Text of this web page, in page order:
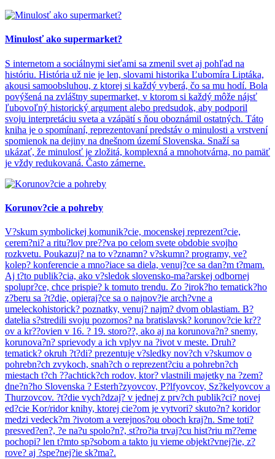
Minulosť ako supermarket?
S internetom a sociálnymi sieťami sa zmenil svet aj pohľad na
históriu. História už nie je len, slovami historika Ľubomíra Liptáka,
akousi samoobsluhou, z ktorej si každý vyberá, čo sa mu hodí. Bola
povýšená na zvláštny supermarket, v ktorom si každý môže nájsť
ľubovoľný historický argument alebo predsudok, aby podporil
svoju interpretáciu sveta a vzápätí s ňou oboznámil ostatných. Táto
kniha je o spomínaní, reprezentovaní predstáv o minulosti a vrstvení
spomienok na dejiny na dnešnom území Slovenska. Snaží sa
ukázať, že minulosť je zložitá, komplexná a mnohotvárna, no pamäť
je vždy redukovaná. Často zámerne.
Korunov?cie a pohreby
V?skum symbolickej komunik?cie, mocenskej reprezent?cie,
cerem?ni? a ritu?lov pre??va po celom svete obdobie svojho
rozkvetu. Poukazuj? na to v?znamn? v?skumn? programy, ve?
kolep? konferencie a mno?iace sa diela, venuj?ce sa dan?m t?mam.
Aj t?to publik?cia, ako v?sledok slovensko-ma?arskej odbornej
spolupr?ce, chce prispie? k tomuto trendu. Zo ?irok?ho tematick?ho
z?beru sa ?t?die, opieraj?ce sa o najnov?ie arch?vne a
umeleckohistorick? poznatky, venuj? najm? dvom oblastiam. B?
datelia s?stredili svoju pozornos? na bratislavsk? korunov?cie kr??
ov a kr??ovien v 16. ? 19. storo??, ako aj na korunova?n? snemy,
korunova?n? sprievody a ich vplyv na ?ivot v meste. Druh?
tematick? okruh ?t?di? prezentuje v?sledky nov?ch v?skumov o
pohrebn?ch zvykoch, snah?ch o reprezent?ciu a pohrebn?ch
miestach t?ch ??achtick?ch rodov, ktor? vlastnili majetky na ?zem?
dne?n?ho Slovenska ? Esterh?zyovcov, P?lfyovcov, Sz?kelyovcov a
Thurzovcov. ?t?die vych?dzaj? v jednej z prv?ch publik?ci? novej
ed?cie Kor/ridor knihy, ktorej cie?om je vytvori? skuto?n? koridor
medzi vedeck?m ?ivotom a verejnos?ou oboch kraj?n. Sme toti?
presved?en?, ?e na?u spolo?n?, st?ro?ia trvaj?cu hist?riu m??eme
pochopi? len t?mto sp?sobom a takto ju vieme objekt?vnej?ie, z?
rove? aj ?spe?nej?ie sk?ma?.